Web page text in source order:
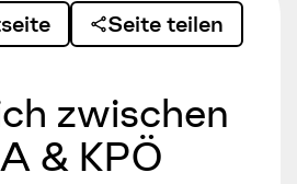
Seite teilen
zwischen
& KPÖ